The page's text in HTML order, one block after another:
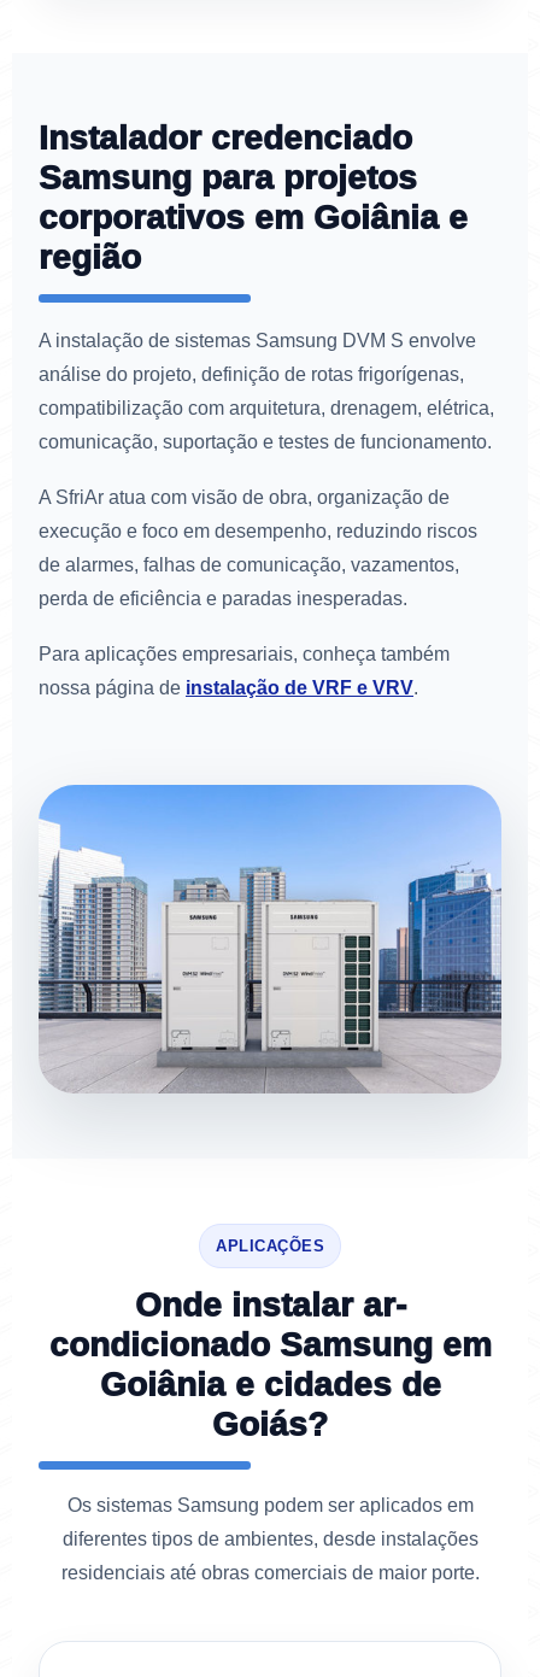
Instalador credenciado
Samsung para projetos
corporativos em Goiânia e
região
A instalação de sistemas Samsung DVM S envolve
análise do projeto, definição de rotas frigorígenas,
compatibilização com arquitetura, drenagem, elétrica,
comunicação, suportação e testes de funcionamento.
A SfriAr atua com visão de obra, organização de
execução e foco em desempenho, reduzindo riscos
de alarmes, falhas de comunicação, vazamentos,
perda de eficiência e paradas inesperadas.
Para aplicações empresariais, conheça também
nossa página de instalação de VRF e VRV.
APLICAÇÕES
Onde instalar ar-
condicionado Samsung em
Goiânia e cidades de
Goiás?
Os sistemas Samsung podem ser aplicados em
diferentes tipos de ambientes, desde instalações
residenciais até obras comerciais de maior porte.